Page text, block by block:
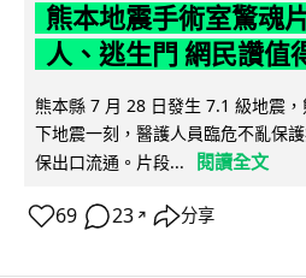
熊本地震手術室驚魂
人、逃生門 網民讚值
熊本縣 7 月 28 日發生 7.1 級地震
下地震一刻，醫護人員臨危不亂保
保出口流通。片段...
閱讀全文
69 23 ↗ 分享